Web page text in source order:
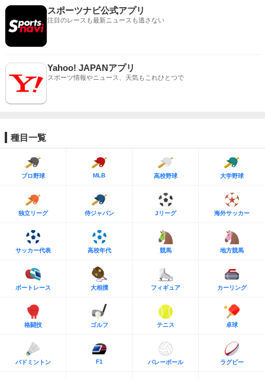
スポーツナビ公式アプリ
注目のレースも最新ニュースも逃さない
Yahoo! JAPANアプリ
スポーツ情報やニュース、天気もこれひとつで
種目一覧
プロ野球 MLB 高校野球 大学野球
独立リーグ 侍ジャパン Jリーグ 海外サッカー
サッカー代表 高校年代 競馬 地方競馬
ボートレース 大相撲 フィギュア カーリング
格闘技 ゴルフ テニス 卓球
バドミントン F1 バレーボール ラグビー